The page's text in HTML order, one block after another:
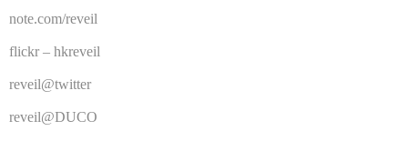
note.com/reveil
flickr – hkreveil
reveil@twitter
reveil@DUCO